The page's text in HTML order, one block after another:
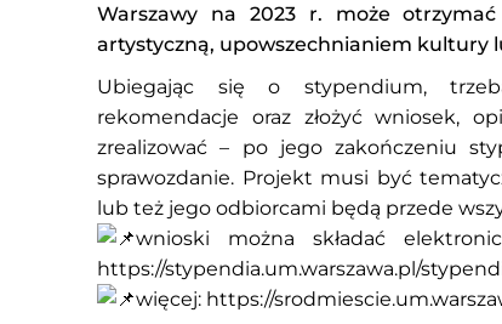
Warszawy na 2023 r. może
artystyczną, upowszechnianiem kultury
Ubiegając się o stypendium,
rekomendacje oraz złożyć wniosek,
zrealizować – po jego zakończeniu
sprawozdanie. Projekt musi być
lub też jego odbiorcami będą przede
wnioski można składać
https://stypendia.um.warszawa.pl/
więcej: https://